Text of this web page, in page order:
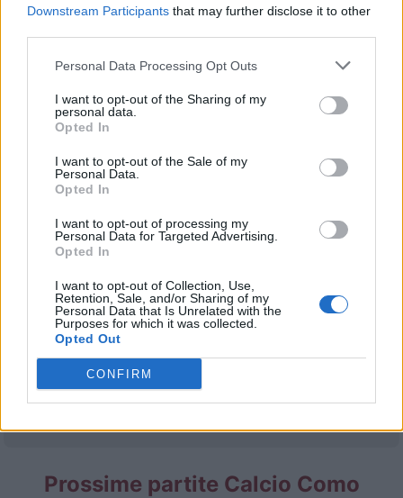
Downstream Participants that may further disclose it to other
Personal Data Processing Opt Outs
I want to opt-out of the Sharing of my
personal data.
Opted In
I want to opt-out of the Sale of my
Personal Data.
Opted In
I want to opt-out of processing my
Personal Data for Targeted Advertising.
Opted In
I want to opt-out of Collection, Use,
Retention, Sale, and/or Sharing of my
Personal Data that Is Unrelated with the
Purposes for which it was collected.
Opted Out
CONFIRM
AS Roma Atalanta
Torino 13/09 AS Roma
Calcio Como
AS Roma
Napoli 25/10 AS Roma
AS Roma Cagliari
Prossime partite Calcio Como